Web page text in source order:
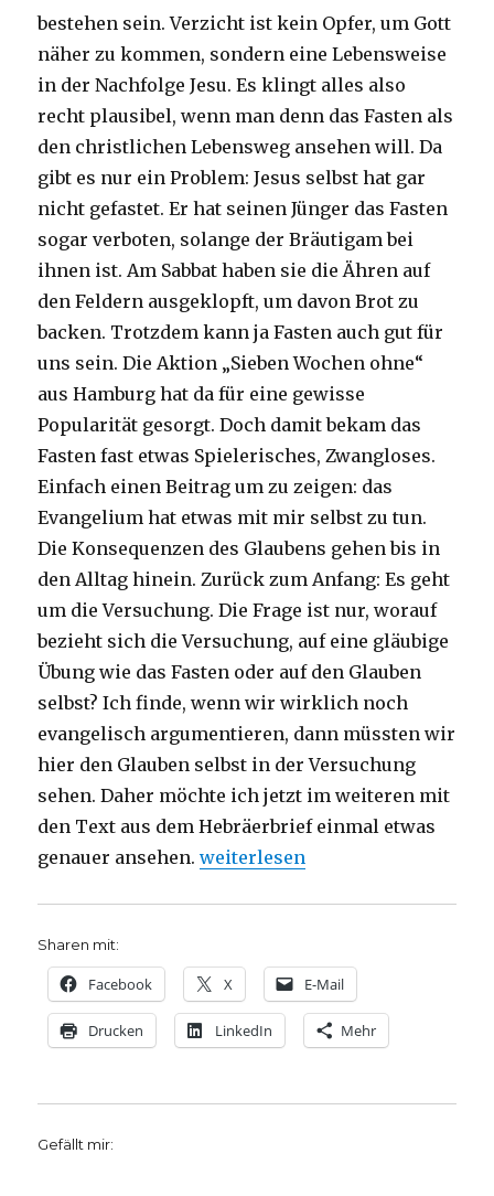
bestehen sein. Verzicht ist kein Opfer, um Gott
näher zu kommen, sondern eine Lebensweise
in der Nachfolge Jesu. Es klingt alles also
recht plausibel, wenn man denn das Fasten als
den christlichen Lebensweg ansehen will. Da
gibt es nur ein Problem: Jesus selbst hat gar
nicht gefastet. Er hat seinen Jünger das Fasten
sogar verboten, solange der Bräutigam bei
ihnen ist. Am Sabbat haben sie die Ähren auf
den Feldern ausgeklopft, um davon Brot zu
backen. Trotzdem kann ja Fasten auch gut für
uns sein. Die Aktion „Sieben Wochen ohne“
aus Hamburg hat da für eine gewisse
Popularität gesorgt. Doch damit bekam das
Fasten fast etwas Spielerisches, Zwangloses.
Einfach einen Beitrag um zu zeigen: das
Evangelium hat etwas mit mir selbst zu tun.
Die Konsequenzen des Glaubens gehen bis in
den Alltag hinein. Zurück zum Anfang: Es geht
um die Versuchung. Die Frage ist nur, worauf
bezieht sich die Versuchung, auf eine gläubige
Übung wie das Fasten oder auf den Glauben
selbst? Ich finde, wenn wir wirklich noch
evangelisch argumentieren, dann müssten wir
hier den Glauben selbst in der Versuchung
sehen. Daher möchte ich jetzt im weiteren mit
den Text aus dem Hebräerbrief einmal etwas
genauer ansehen.„Predigt über Hebräer 4, 14-16,
weiterlesen
Sharen mit:
Facebook X E-Mail
Drucken LinkedIn Mehr
Gefällt mir: